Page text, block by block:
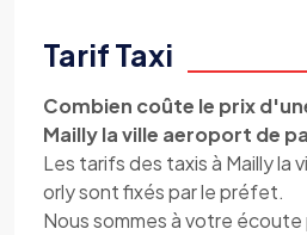
Tarif Taxi
Combien coûte le prix
Mailly la ville aeroport de
Les tarifs des taxis à Mailly la
orly sont fixés par le préfet.
Nous sommes à votre